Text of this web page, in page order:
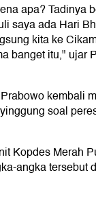
apa? Tadinya
saya ada Hari
kita ke
banget itu," ujar
kembali
soal
Kopdes Merah
angka tersebut